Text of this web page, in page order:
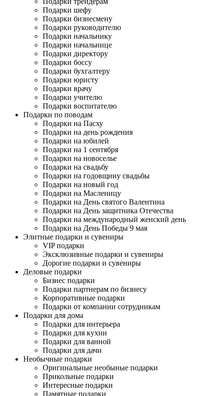
Подарки шефу
Подарки бизнесмену
Подарки руководителю
Подарки начальнику
Подарки начальнице
Подарки директору
Подарки боссу
Подарки бухгалтеру
Подарки юристу
Подарки врачу
Подарки учителю
Подарки воспитателю
Подарки по поводам
Подарки на Пасху
Подарки на день рождения
Подарки на юбилей
Подарки на 1 сентября
Подарки на новоселье
Подарки на свадьбу
Подарки на годовщину свадьбы
Подарки на новый год
Подарки на Масленицу
Подарки на День святого Валентина
Подарки на День защитника Отечества
Подарки на международный женский день
Подарки на День Победы 9 мая
Элитные подарки и сувениры
VIP подарки
Эксклюзивные подарки и сувениры
Дорогие подарки и сувениры
Деловые подарки
Бизнес подарки
Подарки партнерам по бизнесу
Корпоративные подарки
Подарки от компании сотрудникам
Подарки для дома
Подарки для интерьера
Подарки для кухни
Подарки для ванной
Подарки для дачи
Необычные подарки
Оригинальные необыные подарки
Прикольные подарки
Интересные подарки
Памятные подарки